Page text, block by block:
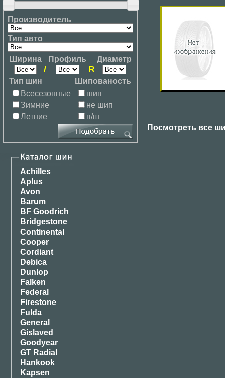
Производитель
Тип авто
Ширина Профиль Диаметр
/ R
Тип шин
Шипованость
Всесезонные
Зимние
Летние
шип
не шип
п/ш
Achilles
Aplus
Avon
Barum
BF Goodrich
Bridgestone
Continental
Cooper
Cordiant
Debica
Dunlop
Falken
Federal
Firestone
Fulda
General
Gislaved
Goodyear
GT Radial
Hankook
Kapsen
Посмотреть все